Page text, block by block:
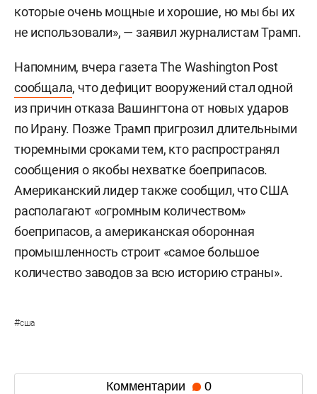
которые очень мощные и хорошие, но мы бы их
не использовали», — заявил журналистам Трамп.
Напомним, вчера газета The Washington Post
сообщала, что дефицит вооружений стал одной
из причин отказа Вашингтона от новых ударов
по Ирану. Позже Трамп пригрозил длительными
тюремными сроками тем, кто распространял
сообщения о якобы нехватке боеприпасов.
Американский лидер также сообщил, что США
располагают «огромным количеством»
боеприпасов, а американская оборонная
промышленность строит «самое большое
количество заводов за всю историю страны».
#сша
Комментарии 0